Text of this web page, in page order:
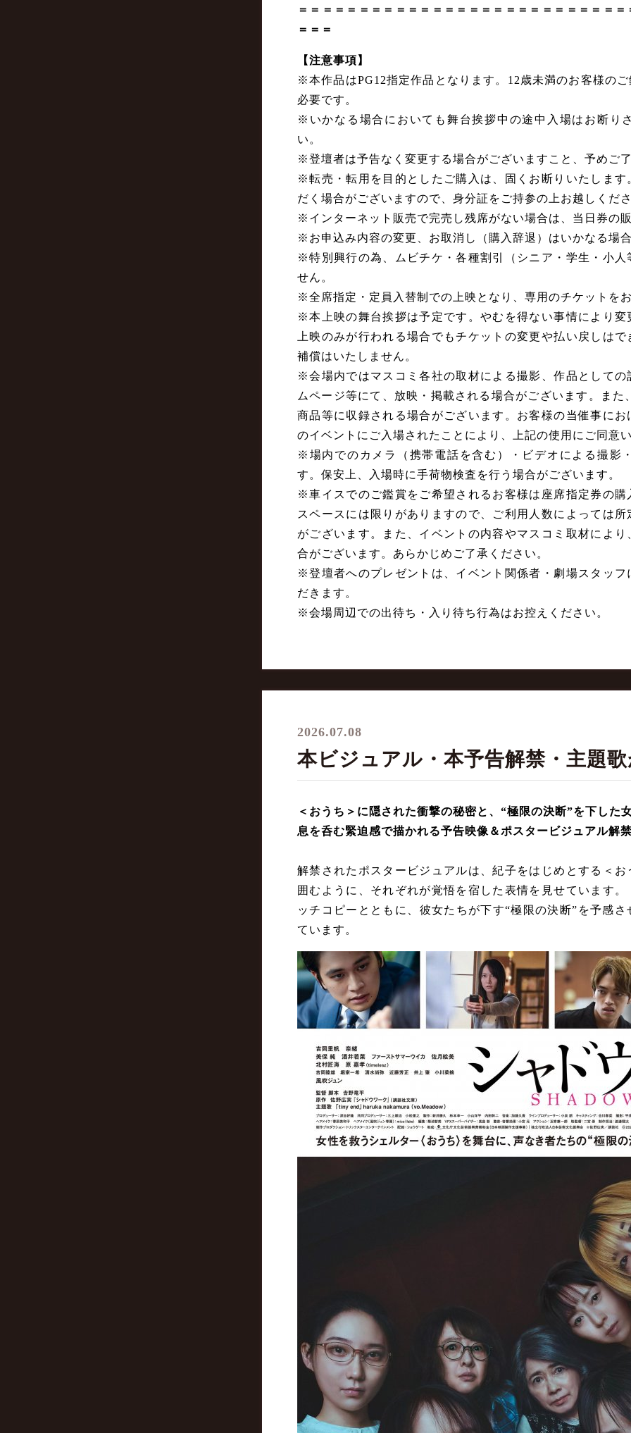
＝＝＝＝＝＝＝＝＝＝＝＝＝＝＝＝＝＝＝＝＝＝＝＝＝＝
＝＝＝
【注意事項】
※本作品はPG12指定作品となります。12歳未満のお客様の
必要です。
※いかなる場合においても舞台挨拶中の途中入場はお断り
い。
※登壇者は予告なく変更する場合がございますこと、予めご
※転売・転用を目的としたご購入は、固くお断りいたしま
だく場合がございますので、身分証をご持参の上お越しくだ
※インターネット販売で完売し残席がない場合は、当日券の
※お申込み内容の変更、お取消し（購入辞退）はいかなる場
※特別興行の為、ムビチケ・各種割引（シニア・学生・小
せん。
※全席指定・定員入替制での上映となり、専用のチケットを
※本上映の舞台挨拶は予定です。やむを得ない事情により
上映のみが行われる場合でもチケットの変更や払い戻しは
補償はいたしません。
※会場内ではマスコミ各社の取材による撮影、作品として
ムページ等にて、放映・掲載される場合がございます。ま
商品等に収録される場合がございます。お客様の当催事に
のイベントにご入場されたことにより、上記の使用にご同意
※場内でのカメラ（携帯電話を含む）・ビデオによる撮影
す。保安上、入場時に手荷物検査を行う場合がございます。
※車イスでのご鑑賞をご希望されるお客様は座席指定券の
スペースには限りがありますので、ご利用人数によっては
がございます。また、イベントの内容やマスコミ取材によ
合がございます。あらかじめご了承ください。
※登壇者へのプレゼントは、イベント関係者・劇場スタッ
だきます。
※会場周辺での出待ち・入り待ち行為はお控えください。
2026.07.08
本ビジュアル・本予告解禁・主題
＜おうち＞に隠された衝撃の秘密と、“極限の決断”を下した
息を呑む緊迫感で描かれる予告映像＆ポスタービジュアル解
解禁されたポスタービジュアルは、紀子をはじめとする＜
囲むように、それぞれが覚悟を宿した表情を見せています。
ッチコピーとともに、彼女たちが下す“極限の決断”を予感
ています。